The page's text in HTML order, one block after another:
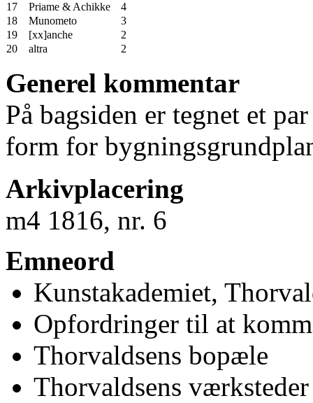
17 Priame & Achikke
4
18
Munometo
3
19
[xx]anche
2
20
altra 2
Generel kommentar
På bagsiden er tegnet et
form for
Arkivplacering
m4 1816, nr. 6
Emneord
Kunstakademiet,
Opfordringer til at
Thorvaldsens bopæle
Thorvaldsens værksteder